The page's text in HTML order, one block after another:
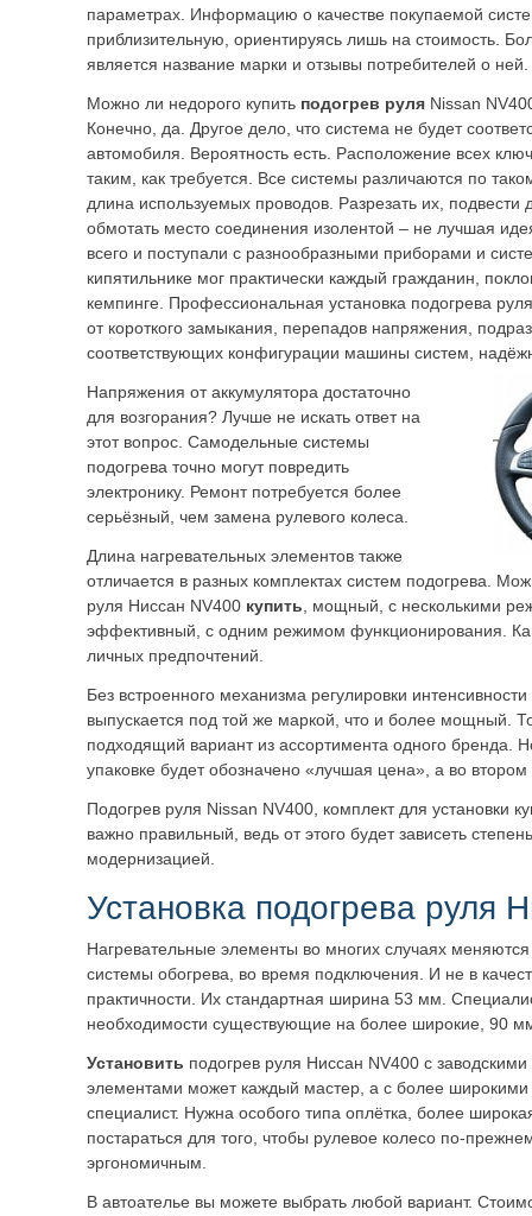
параметрах. Информацию о качестве покупаемой
приблизительную, ориентируясь лишь на стоимость.
является название марки и отзывы потребителей о ней.
Можно ли недорого купить подогрев руля Nissan
Конечно, да. Другое дело, что система не будет
автомобиля. Вероятность есть. Расположение всех
таким, как требуется. Все системы различаются по
длина используемых проводов. Разрезать их, подвести
обмотать место соединения изолентой – не лучшая
всего и поступали с разнообразными приборами и
кипятильнике мог практически каждый гражданин,
кемпинге. Профессиональная установка подогрева
от короткого замыкания, перепадов напряжения,
соответствующих конфигурации машины систем,
Напряжения от аккумулятора достаточно
для возгорания? Лучше не искать ответ на
этот вопрос. Самодельные системы
подогрева точно могут повредить
электронику. Ремонт потребуется более
серьёзный, чем замена рулевого колеса.
Длина нагревательных элементов также
отличается в разных комплектах систем подогрева.
руля Ниссан NV400 купить , мощный, с несколькими
эффективный, с одним режимом функционирования.
личных предпочтений.
Без встроенного механизма регулировки
выпускается под той же маркой, что и более мощный.
подходящий вариант из ассортимента одного бренда.
упаковке будет обозначено «лучшая цена», а во
Подогрев руля Nissan NV400, комплект для установки
важно правильный, ведь от этого будет зависеть
модернизацией.
Установка подогрева руля
Нагревательные элементы во многих случаях меняются
системы обогрева, во время подключения. И не в
практичности. Их стандартная ширина 53 мм.
необходимости существующие на более широкие, 90
Установить подогрев руля Ниссан NV400 с
элементами может каждый мастер, а с более широкими
специалист. Нужна особого типа оплётка, более
постараться для того, чтобы рулевое колесо по-
эргономичным.
В автоателье вы можете выбрать любой вариант.